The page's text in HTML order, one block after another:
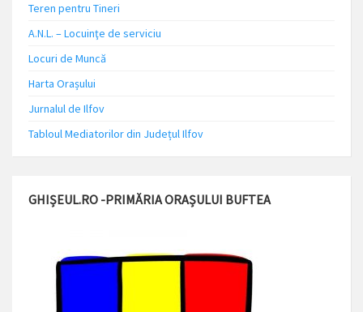
Teren pentru Tineri
A.N.L. – Locuinţe de serviciu
Locuri de Muncă
Harta Orașului
Jurnalul de Ilfov
Tabloul Mediatorilor din Județul Ilfov
GHIȘEUL.RO -PRIMĂRIA ORAȘULUI BUFTEA